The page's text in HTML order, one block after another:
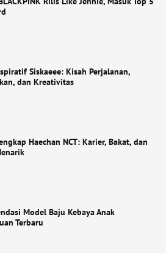
Siskaeee: Kisah Perjalanan,
dan Kreativitas
Haechan NCT: Karier, Bakat, dan
Model Baju Kebaya Anak
Terbaru